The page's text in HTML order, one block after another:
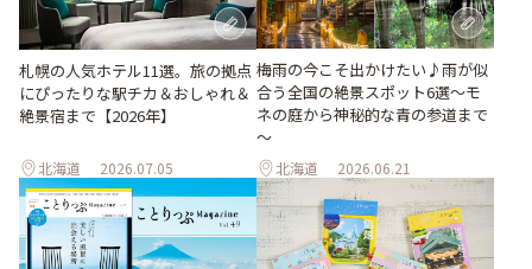
札幌の人気ホテル11選。旅の拠点
にぴったりな駅チカ＆おしゃれ＆
絶景宿まで【2026年】
北海道 2026.07.05
梅雨の今こそ出かけたい♪雨が似
合う全国の絶景スポット6選～モ
ネの庭から神秘的な青の参道まで
～
北海道 2026.06.21